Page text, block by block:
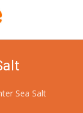
Sea Salt